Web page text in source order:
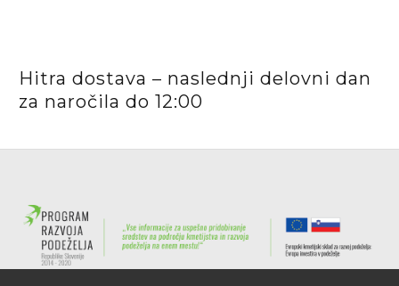
Hitra dostava – naslednji delovni dan
za naročila do 12:00